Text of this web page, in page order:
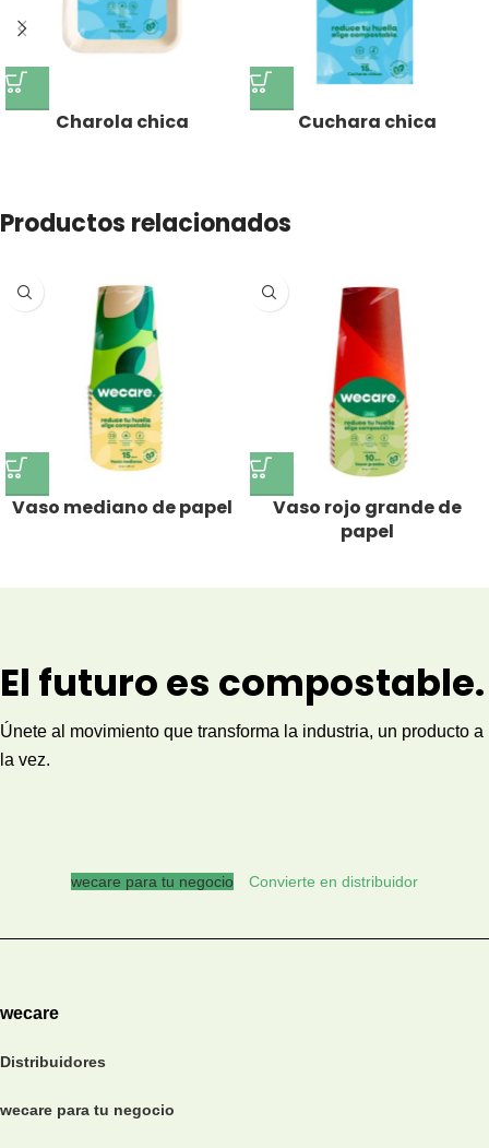
Charola chica Cuchara chica
Productos relacionados
Vaso mediano de papel
Vaso rojo grande de
papel
El futuro es compostable.
Únete al movimiento que transforma la industria, un producto a
la vez.
wecare para tu negocio Convierte en distribuidor
wecare
Distribuidores
wecare para tu negocio